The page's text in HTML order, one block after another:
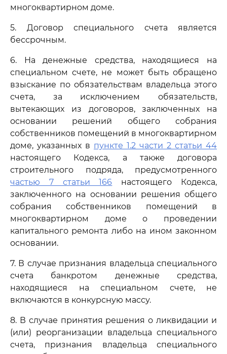
многоквартирном доме.
5. Договор специального счета является
бессрочным.
6. На денежные средства, находящиеся на
специальном счете, не может быть обращено
взыскание по обязательствам владельца этого
счета, за исключением обязательств,
вытекающих из договоров, заключенных на
основании решений общего собрания
собственников помещений в многоквартирном
доме, указанных в пункте 1.2 части 2 статьи 44
настоящего Кодекса, а также договора
строительного подряда, предусмотренного
частью 7 статьи 166 настоящего Кодекса,
заключенного на основании решения общего
собрания собственников помещений в
многоквартирном доме о проведении
капитального ремонта либо на ином законном
основании.
7. В случае признания владельца специального
счета банкротом денежные средства,
находящиеся на специальном счете, не
включаются в конкурсную массу.
8. В случае принятия решения о ликвидации и
(или) реорганизации владельца специального
счета, признания владельца специального